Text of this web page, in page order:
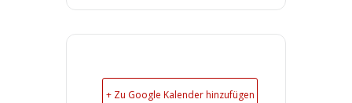
+ Zu Google Kalender hinzufügen